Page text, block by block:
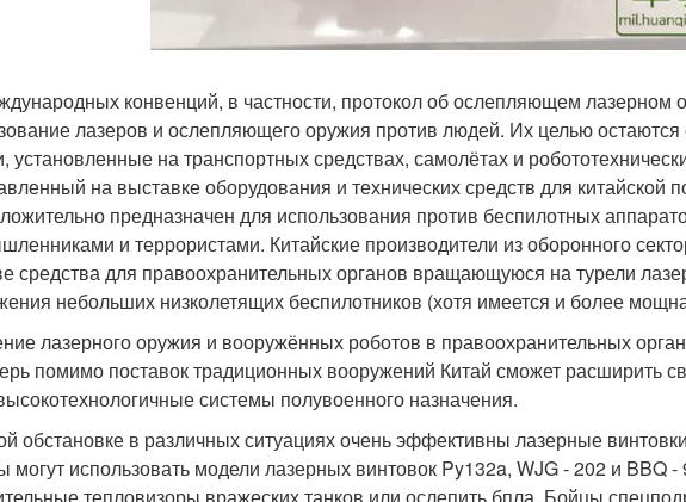
конвенций, в частности, протокол об ослепляющем лазерном
лазеров и ослепляющего оружия против людей. Их целью остаются
установленные на транспортных средствах, самолётах и
на выставке оборудования и технических средств для китайской
предназначен для использования против беспилотных
и террористами. Китайские производители из оборонного
средства для правоохранительных органов вращающуюся на турели
небольших низколетящих беспилотников (хотя имеется и более
лазерного оружия и вооружённых роботов в правоохранительных
помимо поставок традиционных вооружений Китай сможет расширить
системы полувоенного назначения.
обстановке в различных ситуациях очень эффективны лазерные
могут использовать модели лазерных винтовок Py132a, WJG - 202 и BBQ